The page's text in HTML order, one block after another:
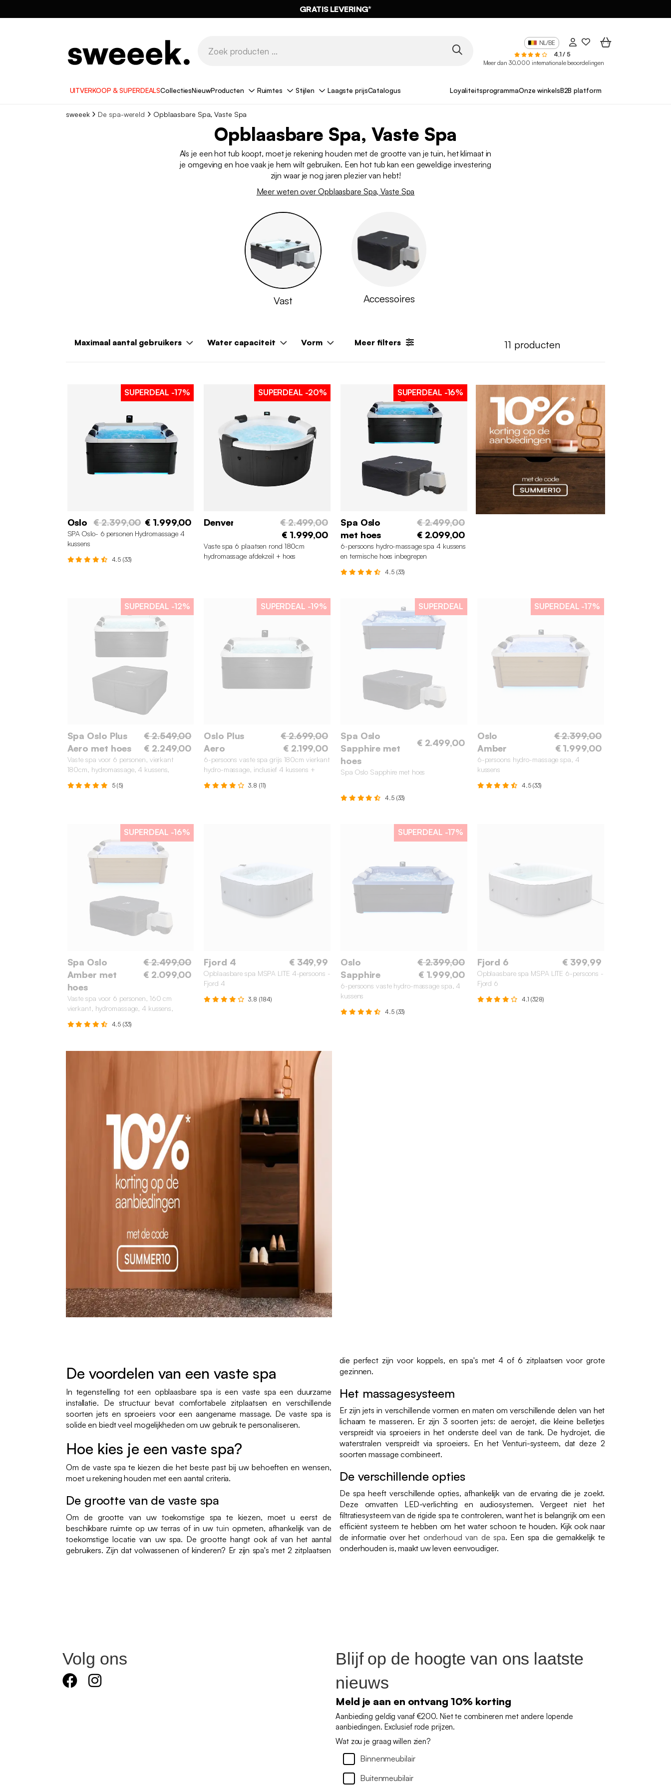
GRATIS LEVERING*
NL/BE
4,1 / 5
Meer dan 30.000 internationale beoordelingen
UITVERKOOP & SUPERDEALSCollectiesNieuwProducten Ruimtes Stijlen Laagste prijsCatalogus LoyaliteitsprogrammaOnze winkelsB2B platform
sweeek De spa-wereld Opblaasbare Spa, Vaste Spa
Opblaasbare Spa, Vaste Spa
Als je een hot tub koopt, moet je rekening houden met de grootte van je tuin, het klimaat in
je omgeving en hoe vaak je hem wilt gebruiken. Een hot tub kan een geweldige investering
zijn waar je nog jaren plezier van hebt!
Meer weten over Opblaasbare Spa, Vaste Spa
Vast Accessoires
Maximaal aantal gebruikers Water capaciteit Vorm Meer filters 11 producten
SUPERDEAL -17%
Oslo € 2.399,00 € 1.999,00
SPA Oslo- 6 personen Hydromassage 4
kussens
4.5 (33)
SUPERDEAL -20%
Denver
€ 2.499,00
€ 1.999,00
Vaste spa 6 plaatsen rond 180cm
hydromassage afdekzeil + hoes
SUPERDEAL -16%
Spa Oslo
met hoes
€ 2.499,00
€ 2.099,00
6-persoons hydro-massage spa 4 kussens
en termische hoes inbegrepen
4.5 (33)
SUPERDEAL -12%
Spa Oslo Plus
Aero met hoes
€ 2.549,00
€ 2.249,00
Vaste spa voor 6 personen, vierkant
180cm, hydromassage, 4 kussens,
5 (5)
SUPERDEAL -19%
Oslo Plus
Aero
€ 2.699,00
€ 2.199,00
6-persoons vaste spa grijs 180cm vierkant
hydro-massage, inclusief 4 kussens +
3.8 (11)
SUPERDEAL
Spa Oslo
Sapphire met
hoes
€ 2.499,00
Spa Oslo Sapphire met hoes
4.5 (33)
SUPERDEAL -17%
Oslo
Amber
€ 2.399,00
€ 1.999,00
6-persoons hydro-massage spa, 4
kussens
4.5 (33)
SUPERDEAL -16%
Spa Oslo
Amber met
hoes
€ 2.499,00
€ 2.099,00
Vaste spa voor 6 personen, 160 cm
vierkant, hydromassage, 4 kussens,
4.5 (33)
Fjord 4 € 349,99
Opblaasbare spa MSPA LITE 4-persoons -
Fjord 4
3.8 (184)
SUPERDEAL -17%
Oslo
Sapphire
€ 2.399,00
€ 1.999,00
6-persoons vaste hydro-massage spa, 4
kussens
4.5 (33)
Fjord 6 € 399,99
Opblaasbare spa MSPA LITE 6-persoons -
Fjord 6
4.1 (328)
De voordelen van een vaste spa
In tegenstelling tot een opblaasbare spa is een vaste spa een duurzame
installatie. De structuur bevat comfortabele zitplaatsen en verschillende
soorten jets en sproeiers voor een aangename massage. De vaste spa is
solide en biedt veel mogelijkheden om uw gebruik te personaliseren.
Hoe kies je een vaste spa?
Om de vaste spa te kiezen die het beste past bij uw behoeften en wensen,
moet u rekening houden met een aantal criteria.
De grootte van de vaste spa
Om de grootte van uw toekomstige spa te kiezen, moet u eerst de
beschikbare ruimte op uw terras of in uw tuin opmeten, afhankelijk van de
toekomstige locatie van uw spa. De grootte hangt ook af van het aantal
gebruikers. Zijn dat volwassenen of kinderen? Er zijn spa's met 2 zitplaatsen
die perfect zijn voor koppels, en spa's met 4 of 6 zitplaatsen voor grote
gezinnen.
Het massagesysteem
Er zijn jets in verschillende vormen en maten om verschillende delen van het
lichaam te masseren. Er zijn 3 soorten jets: de aerojet, die kleine belletjes
verspreidt via sproeiers in het onderste deel van de tank. De hydrojet, die
waterstralen verspreidt via sproeiers. En het Venturi-systeem, dat deze 2
soorten massage combineert.
De verschillende opties
De spa heeft verschillende opties, afhankelijk van de ervaring die je zoekt.
Deze omvatten LED-verlichting en audiosystemen. Vergeet niet het
filtratiesysteem van de rigide spa te controleren, want het is belangrijk om een
efficiënt systeem te hebben om het water schoon te houden. Kijk ook naar
de informatie over het onderhoud van de spa. Een spa die gemakkelijk te
onderhouden is, maakt uw leven eenvoudiger.
Volg ons
Blijf op de hoogte van ons laatste
nieuws
Meld je aan en ontvang 10% korting
Aanbieding geldig vanaf €200. Niet te combineren met andere lopende
aanbiedingen. Exclusief rode prijzen.
Wat zou je graag willen zien?
Binnenmeubilair
Buitenmeubilair